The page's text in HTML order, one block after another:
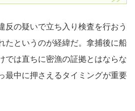
反の疑いで立ち入り検査を行おう
たというのが経緯だ。拿捕後に船
では直ちに密漁の証拠とはならな
最中に押さえるタイミングが重要